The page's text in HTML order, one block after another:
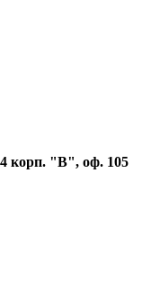
корп. "В", оф. 105